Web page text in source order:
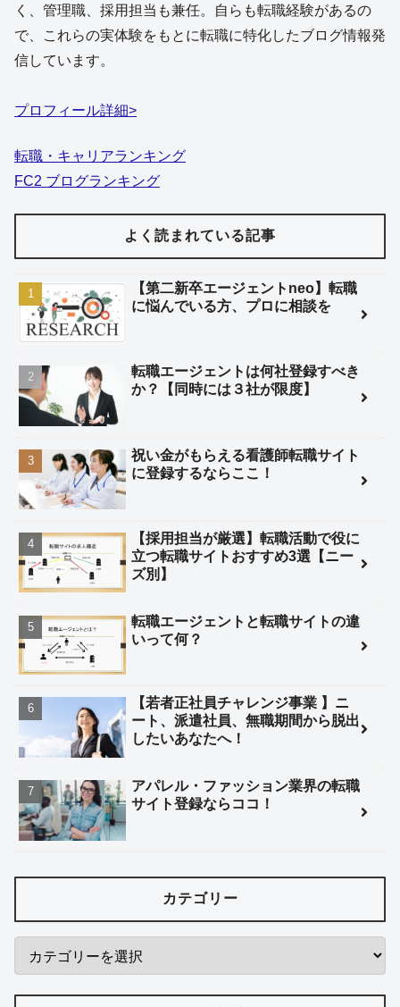
く、管理職、採用担当も兼任。自らも転職経験があるの
で、これらの実体験をもとに転職に特化したブログ情報発
信しています。
プロフィール詳細>
転職・キャリアランキング
FC2 ブログランキング
よく読まれている記事
【第二新卒エージェントneo】転職
に悩んでいる方、プロに相談を
転職エージェントは何社登録すべき
か？【同時には３社が限度】
祝い金がもらえる看護師転職サイト
に登録するならここ！
【採用担当が厳選】転職活動で役に
立つ転職サイトおすすめ3選【ニー
ズ別】
転職エージェントと転職サイトの違
いって何？
【若者正社員チャレンジ事業 】ニ
ート、派遣社員、無職期間から脱出
したいあなたへ！
アパレル・ファッション業界の転職
サイト登録ならココ！
カテゴリー